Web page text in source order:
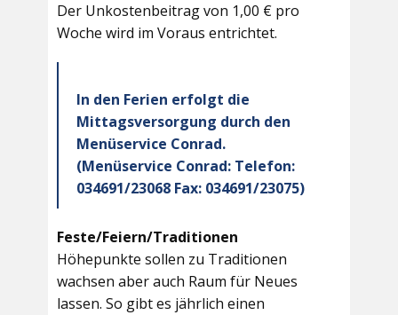
Der Unkostenbeitrag von 1,00 € pro
Woche wird im Voraus entrichtet.
In den Ferien erfolgt die
Mittagsversorgung durch den
Menüservice Conrad.
(Menüservice Conrad: Telefon:
034691/23068 Fax: 034691/23075)
Feste/Feiern/Traditionen
Höhepunkte sollen zu Traditionen
wachsen aber auch Raum für Neues
lassen. So gibt es jährlich einen